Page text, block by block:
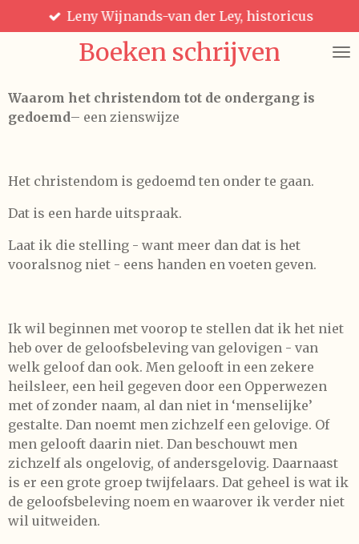
direct
hoofdinhoud
Boeken schrijven
Leny Wijnands-van der Ley, historicus
Waarom het christendom tot de ondergang is
gedoemd– een zienswijze
Het christendom is gedoemd ten onder te gaan.
Dat is een harde uitspraak.
Laat ik die stelling - want meer dan dat is het
vooralsnog niet - eens handen en voeten geven.
Ik wil beginnen met voorop te stellen dat ik het niet
heb over de geloofsbeleving van gelovigen - van
welk geloof dan ook. Men gelooft in een zekere
heilsleer, een heil gegeven door een Opperwezen
met of zonder naam, al dan niet in ‘menselijke’
gestalte. Dan noemt men zichzelf een gelovige. Of
men gelooft daarin niet. Dan beschouwt men
zichzelf als ongelovig, of andersgelovig. Daarnaast
is er een grote groep twijfelaars. Dat geheel is wat ik
de geloofsbeleving noem en waarover ik verder niet
wil uitweiden.